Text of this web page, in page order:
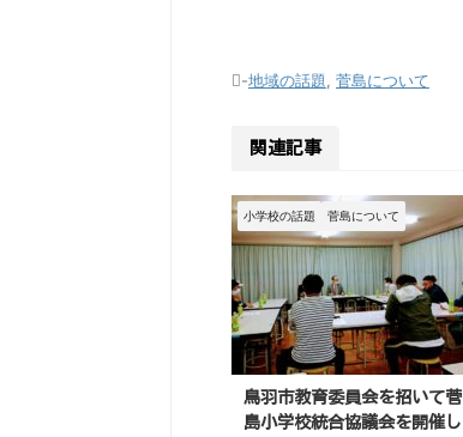
-地域の話題, 菅島について
関連記事
小学校の話題 菅島について
鳥羽市教育委員会を招いて菅
島小学校統合協議会を開催し